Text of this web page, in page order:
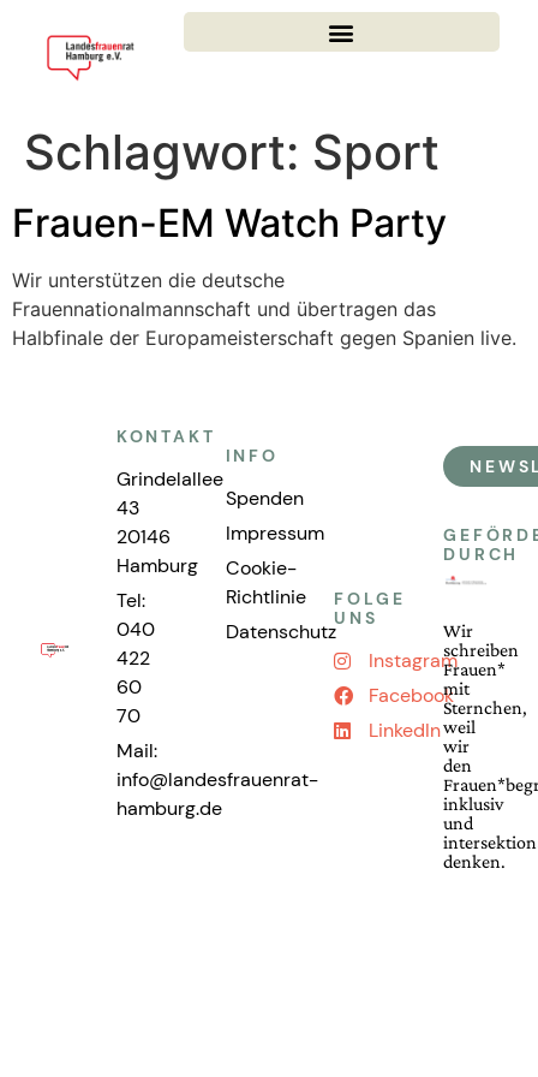
Schlagwort: Sport
Frauen-EM Watch Party
Wir unterstützen die deutsche
Frauennationalmannschaft und übertragen das
Halbfinale der Europameisterschaft gegen Spanien live.
KONTAKT
Grindelallee
43
20146
Hamburg
Tel:
040
422
60
70
Mail:
info@landesfrauenrat-
hamburg.de
INFO
Spenden
Impressum
Cookie-
Richtlinie
Datenschutz
FOLGE
UNS
Instagram
Facebook
LinkedIn
DURCH
Wir
schreiben
Frauen*
mit
Sternchen,
weil
wir
den
inklusiv
und
denken.